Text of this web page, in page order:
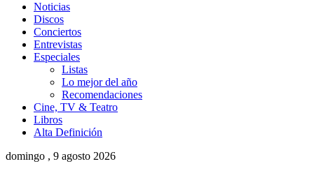
Noticias
Discos
Conciertos
Entrevistas
Especiales
Listas
Lo mejor del año
Recomendaciones
Cine, TV & Teatro
Libros
Alta Definición
domingo , 9 agosto 2026